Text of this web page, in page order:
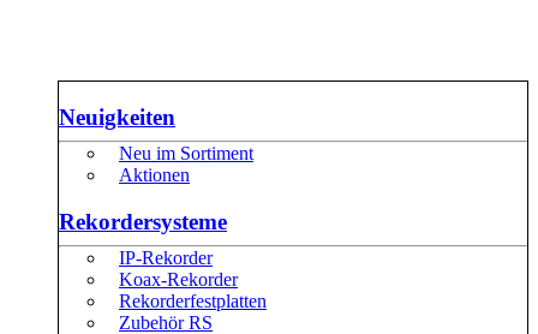
Neuigkeiten
Neu im Sortiment
Aktionen
Rekordersysteme
IP-Rekorder
Koax-Rekorder
Rekorderfestplatten
Zubehör RS